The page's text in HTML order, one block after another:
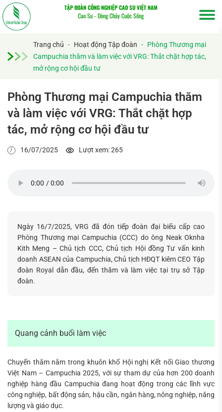
TẬP ĐOÀN CÔNG NGHIỆP CAO SU VIỆT NAM
Cao Su - Dòng Chảy Cuộc Sống
Trang chủ - Hoạt động Tập đoàn - Phòng Thương mại
Campuchia thăm và làm việc với VRG: Thắt chặt hợp tác,
mở rộng cơ hội đầu tư
Phòng Thương mại Campuchia thăm
và làm việc với VRG: Thắt chặt hợp
tác, mở rộng cơ hội đầu tư
16/07/2025 Lượt xem: 265
Ngày 16/7/2025, VRG đã đón tiếp đoàn đại biểu cấp cao
Phòng Thương mại Campuchia (CCC) do ông Neak Oknha
Kith Meng – Chủ tịch CCC, Chủ tịch Hội đồng Tư vấn kinh
doanh ASEAN của Campuchia, Chủ tịch HĐQT kiêm CEO Tập
đoàn Royal dẫn đầu, đến thăm và làm việc tại trụ sở Tập
đoàn.
Quang cảnh buổi làm việc
Chuyến thăm nằm trong khuôn khổ Hội nghị Kết nối Giao thương
Việt Nam – Campuchia 2025, với sự tham dự của hơn 200 doanh
nghiệp hàng đầu Campuchia đang hoạt động trong các lĩnh vực
công nghiệp, bất động sản, hậu cần, ngân hàng, nông nghiệp, năng
lượng và giáo dục.
Tìm
kiếm...